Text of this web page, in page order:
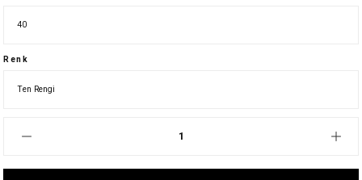
Renk